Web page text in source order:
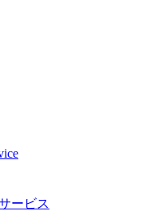
ービス